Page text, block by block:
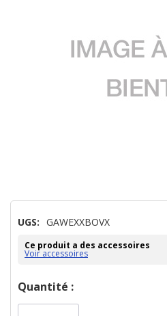
UGS: GAWEXXBOVX
Ce produit a des accessoires
Voir accessoires
Dépêchez-
vous!
Quantité :